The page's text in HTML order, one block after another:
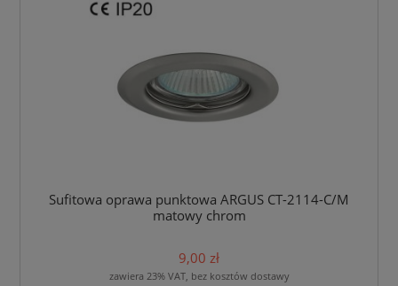
Sufitowa oprawa punktowa ARGUS CT-2114-C/M
matowy chrom
9,00 zł
zawiera 23% VAT, bez kosztów dostawy